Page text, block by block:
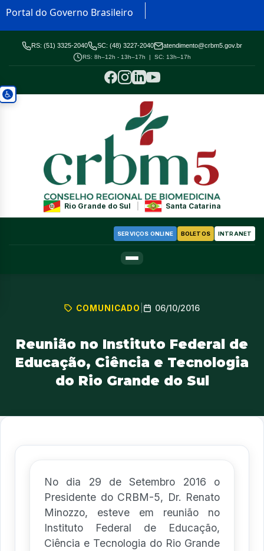
Portal do Governo Brasileiro
RS: (51) 3325-2040 SC: (48) 3227-2040 atendimento@crbm5.gov.br
RS: 8h–12h - 13h–17h | SC: 13h–17h
Rio Grande do Sul Santa Catarina
SERVIÇOS ONLINE BOLETOS INTRANET
COMUNICADO 06/10/2016
Reunião no Instituto Federal de
Educação, Ciência e Tecnologia
do Rio Grande do Sul
No dia 29 de Setembro 2016 o
Presidente do CRBM-5, Dr. Renato
Minozzo, esteve em reunião no
Instituto Federal de Educação,
Ciência e Tecnologia do Rio Grande